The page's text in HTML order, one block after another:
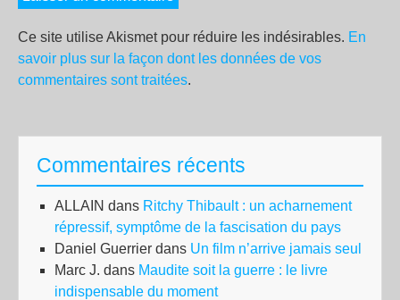
Ce site utilise Akismet pour réduire les indésirables. En
savoir plus sur la façon dont les données de vos
commentaires sont traitées.
Commentaires récents
ALLAIN dans Ritchy Thibault : un acharnement
répressif, symptôme de la fascisation du pays
Daniel Guerrier dans Un film n’arrive jamais seul
Marc J. dans Maudite soit la guerre : le livre
indispensable du moment